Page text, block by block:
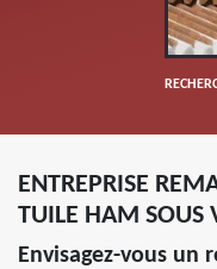
ENTREPRISE
TUILE HAM SOUS
Envisagez-vous